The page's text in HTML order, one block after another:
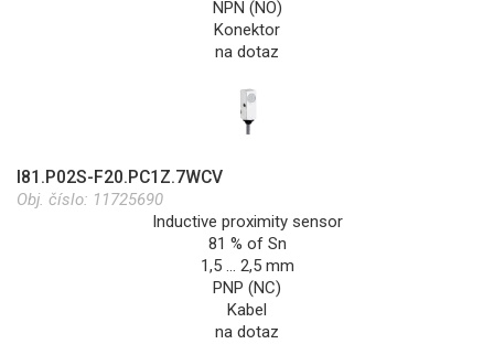
NPN (NO)
Konektor
na dotaz
I81.P02S-F20.PC1Z.7WCV
Obj. číslo: 11725690
Inductive proximity sensor
81 % of Sn
1,5 … 2,5 mm
PNP (NC)
Kabel
na dotaz